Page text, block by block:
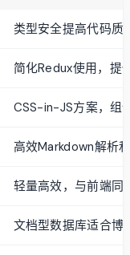
类型安全提高代码质
简化Redux使用，提
CSS-in-JS方案，组
高效Markdown解析
轻量高效，与前端同
文档型数据库适合博